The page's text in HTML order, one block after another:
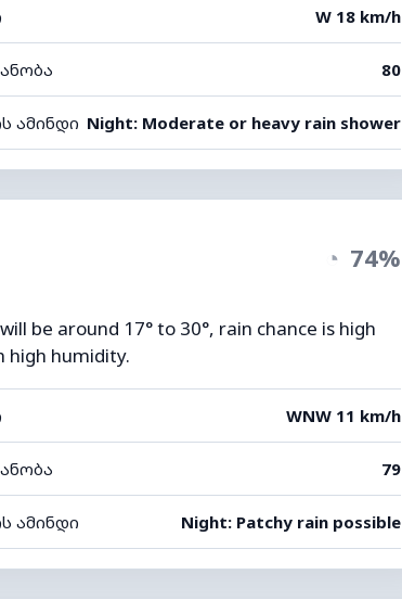
W 18 km/h
80
ამინდი Night: Moderate or heavy rain shower
◔ 74%
be around 17° to 30°, rain chance is high
high humidity.
WNW 11 km/h
79
ამინდი Night: Patchy rain possible